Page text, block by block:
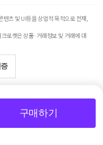
구매하기
텐츠 및 UI등을 상업적 목적으로 전재,
로켓은 상품·거래정보 및 거래에 대